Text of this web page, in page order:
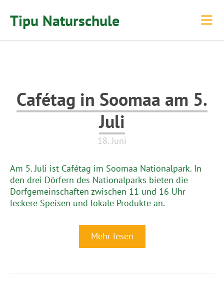
Tipu Naturschule
Cafétag in Soomaa am 5.
Juli
18. Juni
Am 5. Juli ist Cafétag im Soomaa Nationalpark. In
den drei Dörfern des Nationalparks bieten die
Dorfgemeinschaften zwischen 11 und 16 Uhr
leckere Speisen und lokale Produkte an.
Mehr lesen